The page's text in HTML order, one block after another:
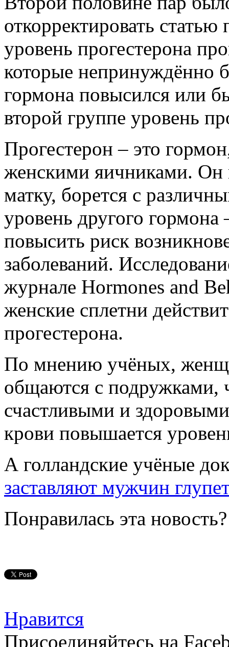
откорректировать
уровень прогестерона
которые непринуждённо
гормона повысился или
второй группе уровень
Прогестерон – это
женскими яичниками. Он
матку, борется с
уровень другого гормона
повысить риск
заболеваний.
журнале Hormones and
женские сплетни
прогестерона.
По мнению учёных,
общаются с подружками,
счастливыми и
крови повышается
А голландские учёные
заставляют мужчин
Понравилась эта
Нравится
Присоединяйтесь на